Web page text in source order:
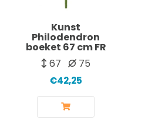
Kunst
Philodendron
boeket 67 cm FR
67
75
€42,25